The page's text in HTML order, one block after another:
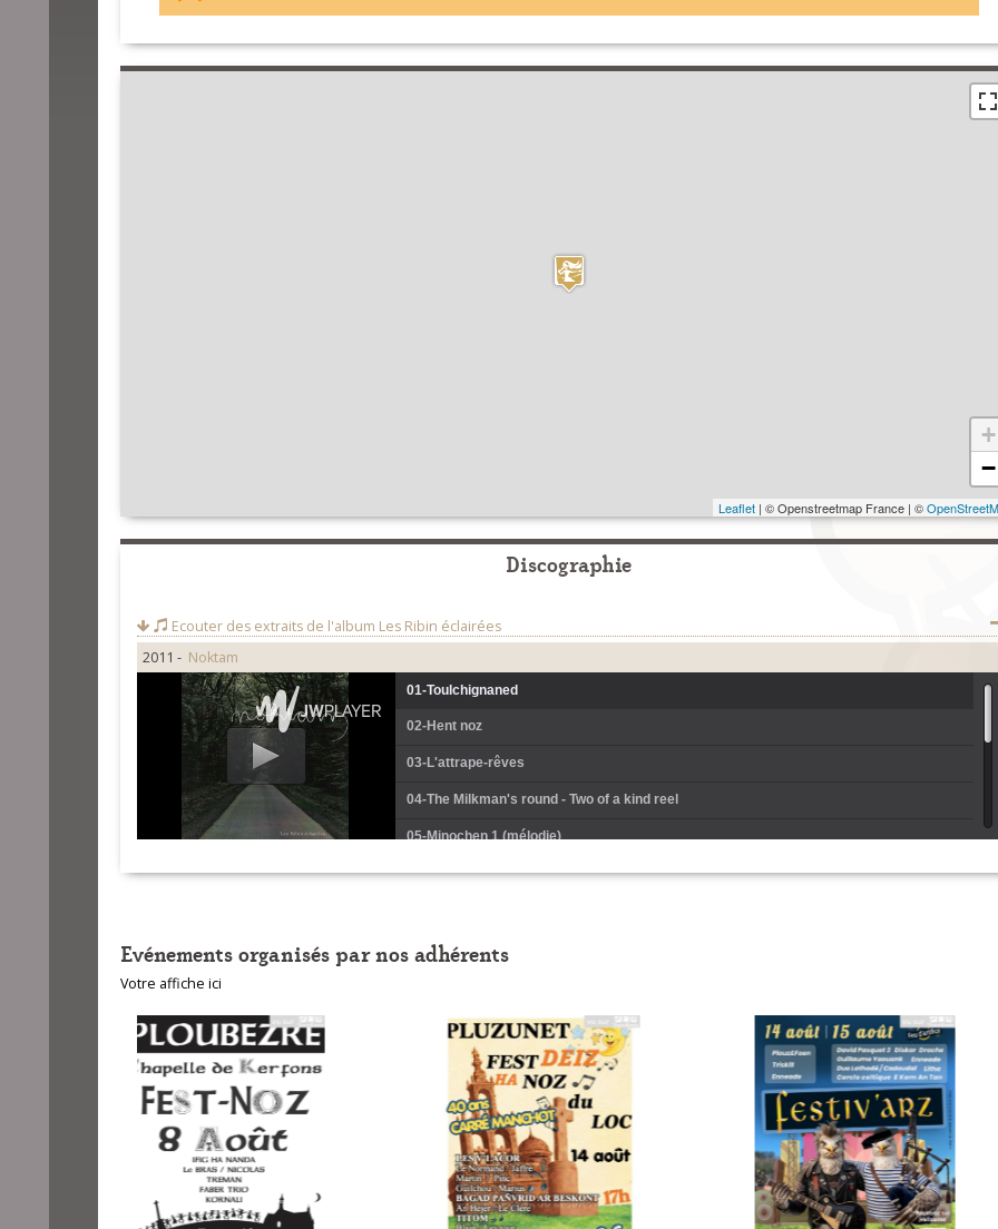
+
−
Leaflet| © Openstreetmap France | ©
Discographie
Ecouter des extraits de l'album Les Ribin éclairées
2011 - Noktam
01-Toulchignaned
02-Hent noz
03-L'attrape-rêves
04-The Milkman's round - Two of a kind reel
05-Minochen 1 (mélodie)
06-Minochen 2 (gavotte)
08-Three in a row - Nina's jig
10-Saint Jacob's tunes
11-Flip enfiévré - Stora vinterpolskan
Evénements organisés par nos adhérents
Votre affiche ici